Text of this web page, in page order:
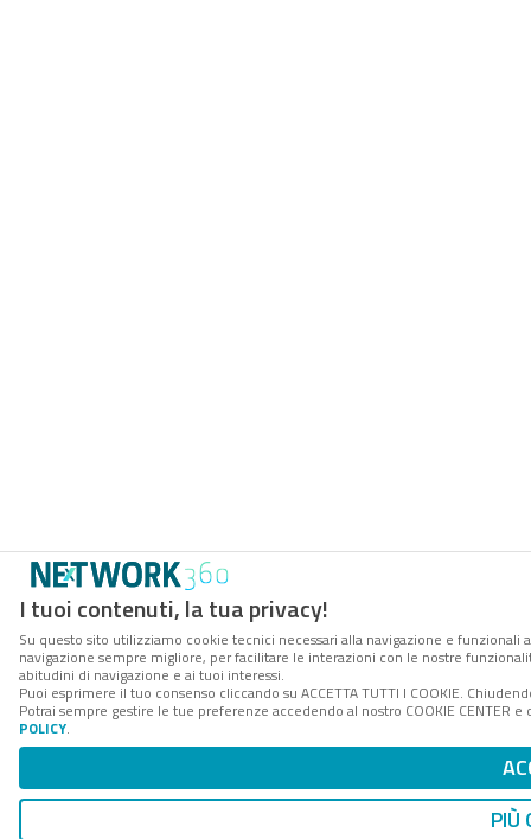
I tuoi contenuti, la tua privacy!
Su questo sito utilizziamo cookie tecnici necessari alla navigazione e
navigazione sempre migliore, per facilitare le interazioni con le nostre
abitudini di navigazione e ai tuoi interessi.
Puoi esprimere il tuo consenso cliccando su ACCETTA TUTTI I COOKIE.
Potrai sempre gestire le tue preferenze accedendo al nostro COOKIE
POLICY.
PIÙ